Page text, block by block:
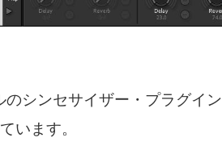
シンセサイザー・プラグイン
います。